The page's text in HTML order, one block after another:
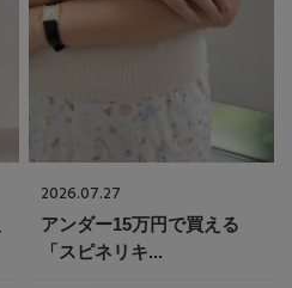
2026.07.27
アンダー15万円で買える
「スピネリキ...